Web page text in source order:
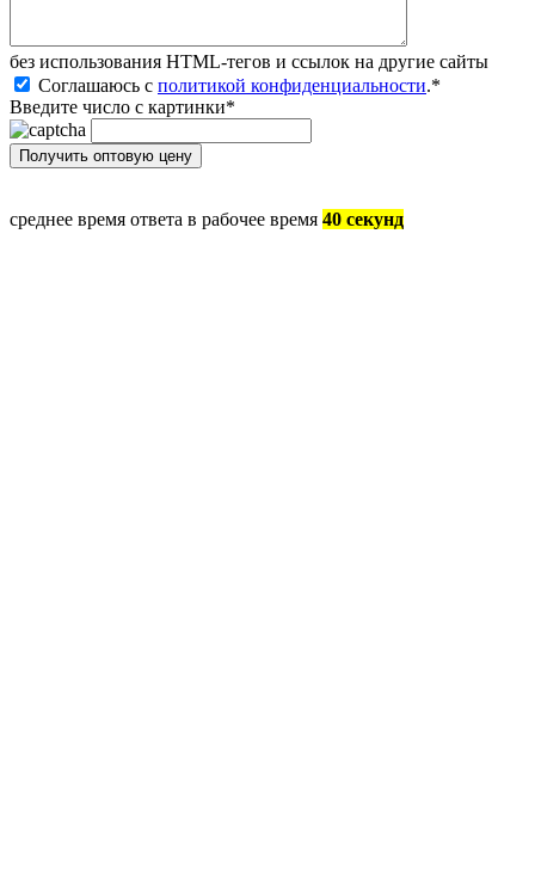
без иcпользования HTML-тегов и ссылок на другие сайты
Соглашаюсь с политикой конфиденциальности.*
Введите число с картинки*
среднее время ответа в рабочее время 40 секунд